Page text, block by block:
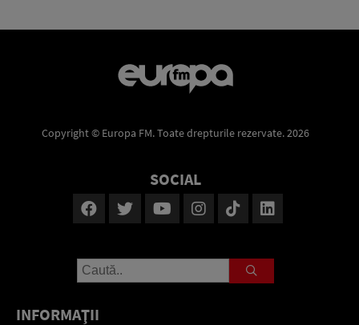
Copyright © Europa FM. Toate drepturile rezervate. 2026
SOCIAL
INFORMAŢII